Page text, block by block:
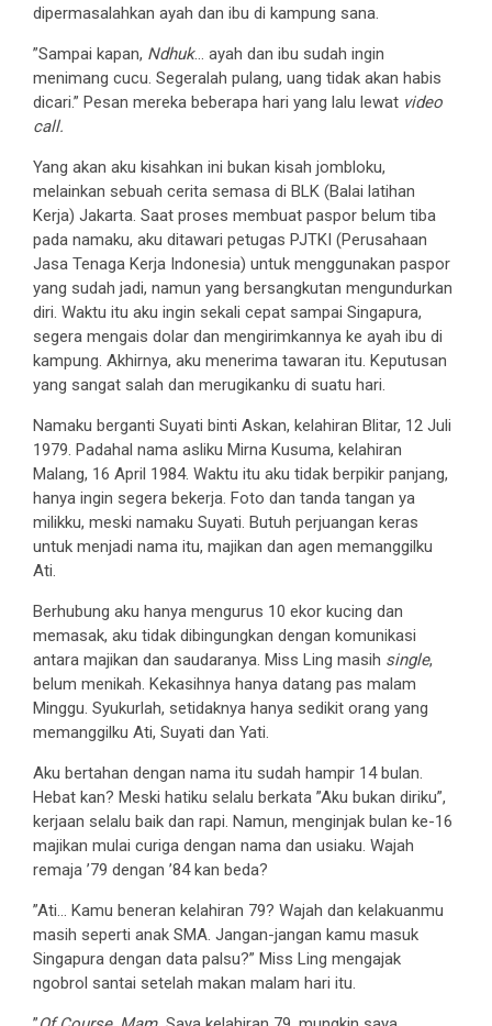
dipermasalahkan ayah dan ibu di kampung sana.
”Sampai kapan, Ndhuk… ayah dan ibu sudah ingin
menimang cucu. Segeralah pulang, uang tidak akan habis
dicari.” Pesan mereka beberapa hari yang lalu lewat video
call.
Yang akan aku kisahkan ini bukan kisah jombloku,
melainkan sebuah cerita semasa di BLK (Balai latihan
Kerja) Jakarta. Saat proses membuat paspor belum tiba
pada namaku, aku ditawari petugas PJTKI (Perusahaan
Jasa Tenaga Kerja Indonesia) untuk menggunakan paspor
yang sudah jadi, namun yang bersangkutan mengundurkan
diri. Waktu itu aku ingin sekali cepat sampai Singapura,
segera mengais dolar dan mengirimkannya ke ayah ibu di
kampung. Akhirnya, aku menerima tawaran itu. Keputusan
yang sangat salah dan merugikanku di suatu hari.
Namaku berganti Suyati binti Askan, kelahiran Blitar, 12 Juli
1979. Padahal nama asliku Mirna Kusuma, kelahiran
Malang, 16 April 1984. Waktu itu aku tidak berpikir panjang,
hanya ingin segera bekerja. Foto dan tanda tangan ya
milikku, meski namaku Suyati. Butuh perjuangan keras
untuk menjadi nama itu, majikan dan agen memanggilku
Ati.
Berhubung aku hanya mengurus 10 ekor kucing dan
memasak, aku tidak dibingungkan dengan komunikasi
antara majikan dan saudaranya. Miss Ling masih single,
belum menikah. Kekasihnya hanya datang pas malam
Minggu. Syukurlah, setidaknya hanya sedikit orang yang
memanggilku Ati, Suyati dan Yati.
Aku bertahan dengan nama itu sudah hampir 14 bulan.
Hebat kan? Meski hatiku selalu berkata ”Aku bukan diriku”,
kerjaan selalu baik dan rapi. Namun, menginjak bulan ke-16
majikan mulai curiga dengan nama dan usiaku. Wajah
remaja ’79 dengan ’84 kan beda?
”Ati… Kamu beneran kelahiran 79? Wajah dan kelakuanmu
masih seperti anak SMA. Jangan-jangan kamu masuk
Singapura dengan data palsu?” Miss Ling mengajak
ngobrol santai setelah makan malam hari itu.